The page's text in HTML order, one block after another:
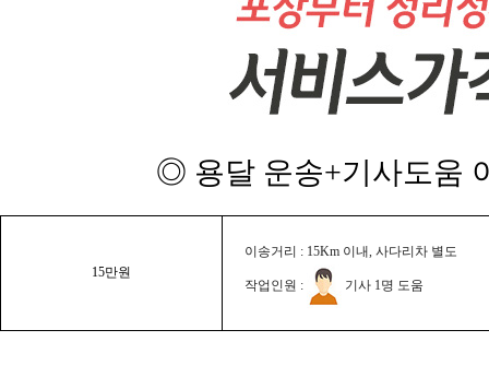
◎ 용달 운송+기사도움
15만원
이송거리 : 15Km 이내, 사다리차 별도
작업인원 : 기사 1명 도움